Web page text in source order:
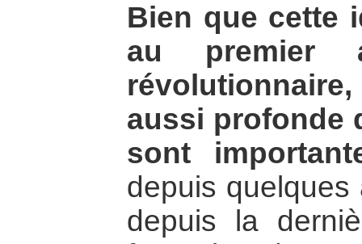
Bien que cette
au premier
aussi profonde
sont
depuis quelques
depuis la